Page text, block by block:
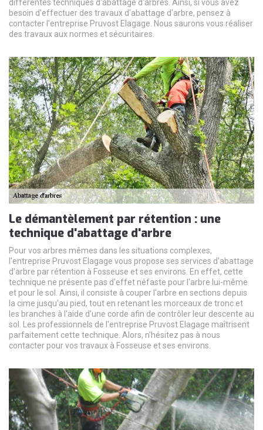
différentes techniques d'abattage d'arbres. Ainsi, si vous avez
besoin d'effectuer des travaux d'abattage d'arbre, pensez à
contacter l'entreprise Pruvost Elagage. Nous saurons vous réaliser
des travaux aux normes et sécuritaires.
Le démantèlement par rétention : une
technique d'abattage d'arbre
Pour vos arbres mêmes dans les situations complexes,
l'entreprise Pruvost Elagage vous propose ses services d'abattage
d'arbre par rétention à Fosseuse et ses environs. En effet, cette
technique ne présente pas d'effet néfaste pour l'arbre lui-même
et pour le sol. Ainsi, il consiste à couper l'arbre en sections depuis
la cime jusqu'au pied, tout en retenant les morceaux de tronc et
les branches à l'aide d'une corde afin de contrôler leur descente au
sol. Les professionnels de l'entreprise Pruvost Elagage maîtrisent
parfaitement cette technique. Alors, n'hésitez pas à nous
contacter pour vos travaux à Fosseuse et ses environs.